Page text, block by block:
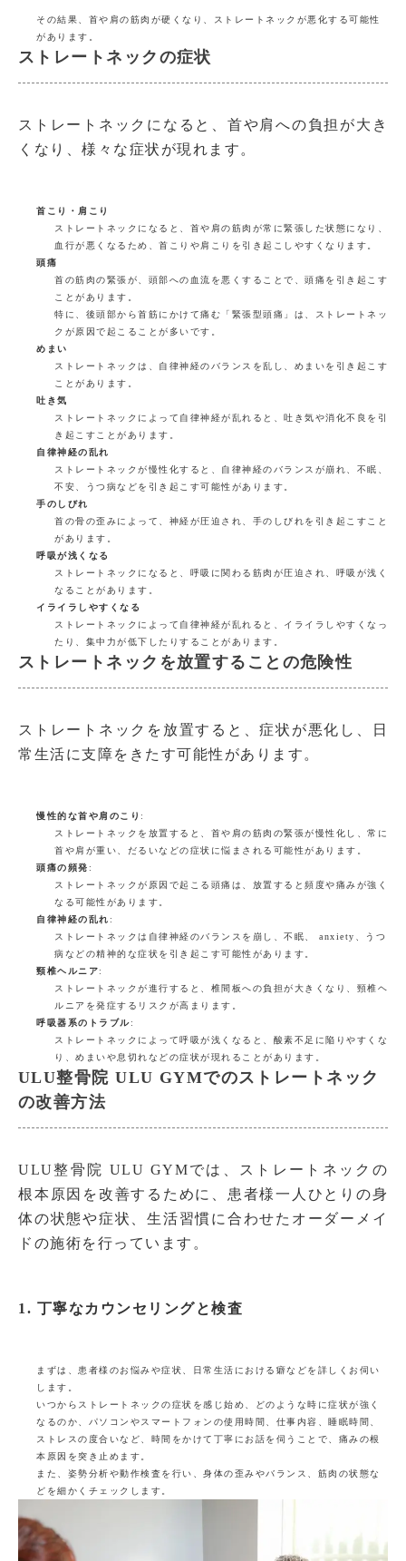
その結果、首や肩の筋肉が硬くなり、ストレートネックが悪化する可能性
があります。
ストレートネックの症状
ストレートネックになると、首や肩への負担が大き
くなり、様々な症状が現れます。
首こり・肩こり
ストレートネックになると、首や肩の筋肉が常に緊張した状態になり、
血行が悪くなるため、首こりや肩こりを引き起こしやすくなります。
頭痛
首の筋肉の緊張が、頭部への血流を悪くすることで、頭痛を引き起こす
ことがあります。
特に、後頭部から首筋にかけて痛む「緊張型頭痛」は、ストレートネッ
クが原因で起こることが多いです。
めまい
ストレートネックは、自律神経のバランスを乱し、めまいを引き起こす
ことがあります。
吐き気
ストレートネックによって自律神経が乱れると、吐き気や消化不良を引
き起こすことがあります。
自律神経の乱れ
ストレートネックが慢性化すると、自律神経のバランスが崩れ、不眠、
不安、うつ病などを引き起こす可能性があります。
手のしびれ
首の骨の歪みによって、神経が圧迫され、手のしびれを引き起こすこと
があります。
呼吸が浅くなる
ストレートネックになると、呼吸に関わる筋肉が圧迫され、呼吸が浅く
なることがあります。
イライラしやすくなる
ストレートネックによって自律神経が乱れると、イライラしやすくなっ
たり、集中力が低下したりすることがあります。
ストレートネックを放置することの危険性
ストレートネックを放置すると、症状が悪化し、日
常生活に支障をきたす可能性があります。
慢性的な首や肩のこり :
ストレートネックを放置すると、首や肩の筋肉の緊張が慢性化し、常に
首や肩が重い、だるいなどの症状に悩まされる可能性があります。
頭痛の頻発 :
ストレートネックが原因で起こる頭痛は、放置すると頻度や痛みが強く
なる可能性があります。
自律神経の乱れ :
ストレートネックは自律神経のバランスを崩し、不眠、 anxiety、うつ
病などの精神的な症状を引き起こす可能性があります。
頸椎ヘルニア:
ストレートネックが進行すると、椎間板への負担が大きくなり、頸椎ヘ
ルニアを発症するリスクが高まります。
呼吸器系のトラブル:
ストレートネックによって呼吸が浅くなると、酸素不足に陥りやすくな
り、めまいや息切れなどの症状が現れることがあります。
ULU整骨院 ULU GYMでのストレートネック
の改善方法
ULU整骨院 ULU GYMでは、ストレートネックの
根本原因を改善するために、患者様一人ひとりの身
体の状態や症状、生活習慣に合わせたオーダーメイ
ドの施術を行っています。
1. 丁寧なカウンセリングと検査
まずは、患者様のお悩みや症状、日常生活における癖などを詳しくお伺い
します。
いつからストレートネックの症状を感じ始め、どのような時に症状が強く
なるのか、パソコンやスマートフォンの使用時間、仕事内容、睡眠時間、
ストレスの度合いなど、時間をかけて丁寧にお話を伺うことで、痛みの根
本原因を突き止めます。
また、姿勢分析や動作検査を行い、身体の歪みやバランス、筋肉の状態な
どを細かくチェックします。